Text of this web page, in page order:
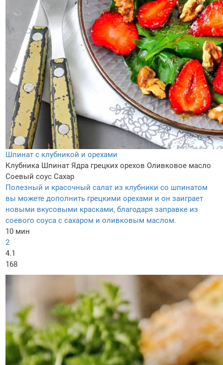
Шпинат с клубникой и орехами
Клубника Шпинат Ядра грецких орехов Оливковое масло
Соевый соус Сахар
Полезный и красочный салат из клубники со шпинатом
вы можете дополнить грецкими орехами и он заиграет
новыми вкусовыми красками, благодаря заправке из
соевого соуса с сахаром и оливковым маслом.
10 мин
2
4.1
168